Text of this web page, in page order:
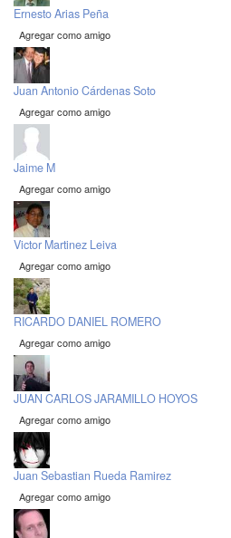
Ernesto Arias Peña
Agregar como amigo
Juan Antonio Cárdenas Soto
Agregar como amigo
Jaime M
Agregar como amigo
Victor Martinez Leiva
Agregar como amigo
RICARDO DANIEL ROMERO
Agregar como amigo
JUAN CARLOS JARAMILLO HOYOS
Agregar como amigo
Juan Sebastian Rueda Ramirez
Agregar como amigo